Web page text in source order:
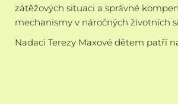
zátěžových situaci a správné
mechanismy v náročných životních
Nadaci Terezy Maxové dětem patří